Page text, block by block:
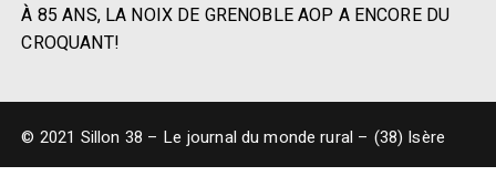
À 85 ANS, LA NOIX DE GRENOBLE AOP A ENCORE DU
CROQUANT!
© 2021 Sillon 38 – Le journal du monde rural – (38) Isère